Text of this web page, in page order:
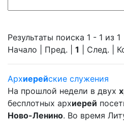
Результаты поиска 1 - 1 из 1
Начало | Пред. | 1 | След. |
Архиерейские служения
На прошлой недели в двух
бесплотных архиерей
Ново-Ленино. Во время